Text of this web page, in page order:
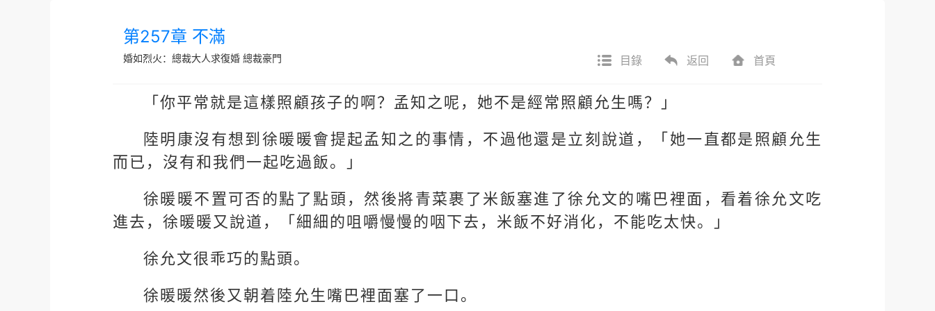
第257章 不滿
婚如烈火：總裁大人求復婚 總裁豪門 目錄 返回 首頁
「你平常就是這樣照顧孩子的啊？孟知之呢，她不是經常照顧允生嗎？」
陸明康沒有想到徐暖暖會提起孟知之的事情，不過他還是立刻說道，「她一直都是照顧允生
而已，沒有和我們一起吃過飯。」
徐暖暖不置可否的點了點頭，然後將青菜裹了米飯塞進了徐允文的嘴巴裡面，看着徐允文吃
進去，徐暖暖又說道，「細細的咀嚼慢慢的咽下去，米飯不好消化，不能吃太快。」
徐允文很乖巧的點頭。
徐暖暖然後又朝着陸允生嘴巴裡面塞了一口。